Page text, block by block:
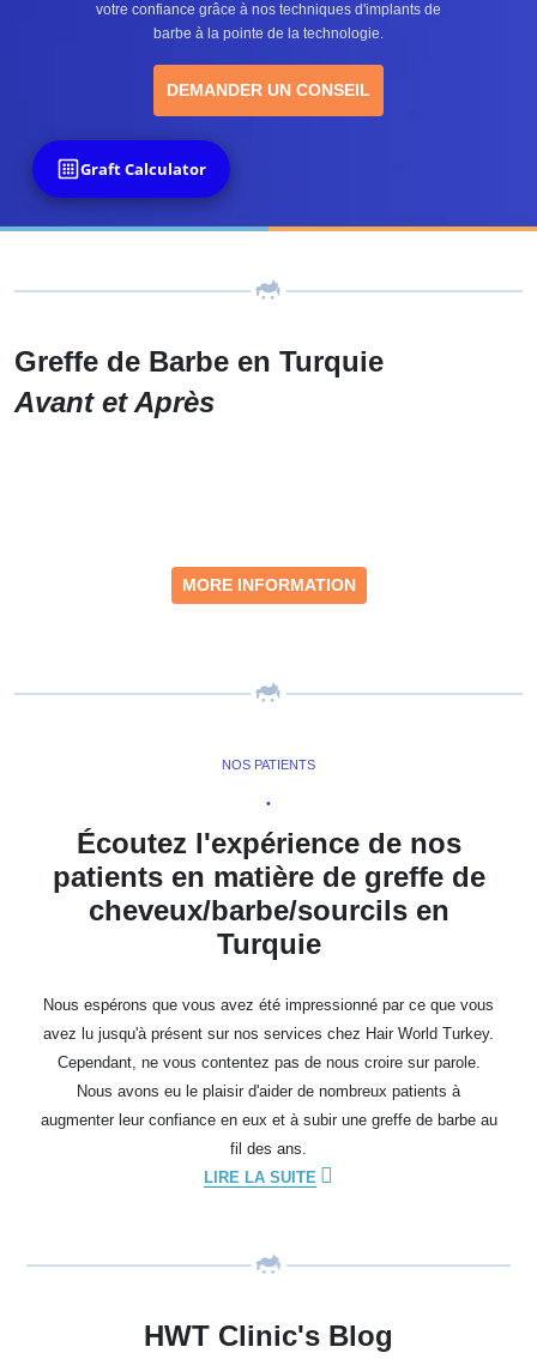
votre confiance grâce à nos techniques d'implants de
barbe à la pointe de la technologie.
DEMANDER UN CONSEIL
Greffe de Barbe en Turquie
Avant et Après
MORE INFORMATION
NOS PATIENTS
•
Écoutez l'expérience de nos
patients en matière de greffe de
cheveux/barbe/sourcils en
Turquie
Nous espérons que vous avez été impressionné par ce que vous
avez lu jusqu'à présent sur nos services chez Hair World Turkey.
Cependant, ne vous contentez pas de nous croire sur parole.
Nous avons eu le plaisir d'aider de nombreux patients à
augmenter leur confiance en eux et à subir une greffe de barbe au
fil des ans.
LIRE LA SUITE
HWT Clinic's Blog
Graft Calculator